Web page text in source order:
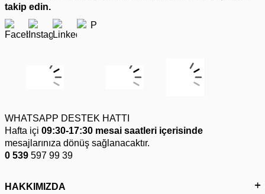
takip edin.
WHATSAPP DESTEK HATTI
Hafta içi 09:30-17:30 mesai saatleri içerisinde
mesajlarınıza dönüş sağlanacaktır.
0 539 597 99 39
HAKKIMIZDA